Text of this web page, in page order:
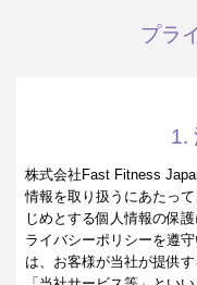
プラ
1.
株式会社Fast Fitness
情報を取り扱うにあたっ
じめとする個人情報の保
ライバシーポリシーを遵
は、お客様が当社が提供